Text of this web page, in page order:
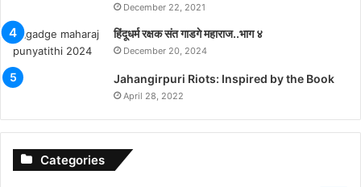
December 22, 2021
हिंदूधर्म रक्षक संत गाडगे महाराज..भाग ४
December 20, 2024
Jahangirpuri Riots: Inspired by the Book
April 28, 2022
Categories